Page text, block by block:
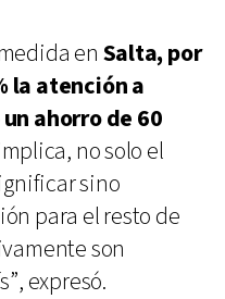
en Salta, por
la atención a
ahorro de 60
no solo el
sino
para el resto de
son
expresó.